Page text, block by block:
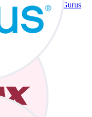
CarGurus